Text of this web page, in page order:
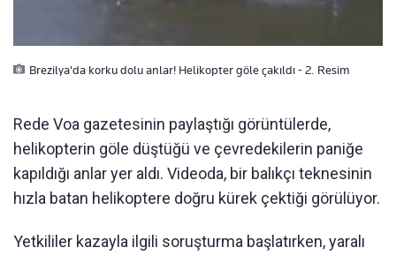
Brezilya'da korku dolu anlar! Helikopter göle çakıldı - 2. Resim
Rede Voa gazetesinin paylaştığı görüntülerde,
helikopterin göle düştüğü ve çevredekilerin paniğe
kapıldığı anlar yer aldı. Videoda, bir balıkçı teknesinin
hızla batan helikoptere doğru kürek çektiği görülüyor.
Yetkililer kazayla ilgili soruşturma başlatırken, yaralı